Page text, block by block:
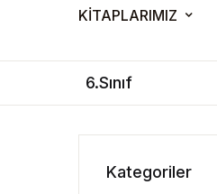
KİTAPLARIMIZ
6.Sınıf
Kategoriler